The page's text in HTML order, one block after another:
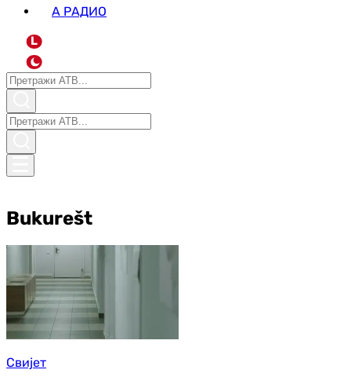
А РАДИО
L
Bukurešt
Свијет